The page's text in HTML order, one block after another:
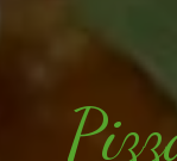
Pizz